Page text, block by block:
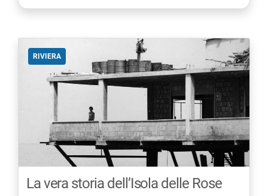
RIVIERA
La vera storia dell’Isola delle Rose